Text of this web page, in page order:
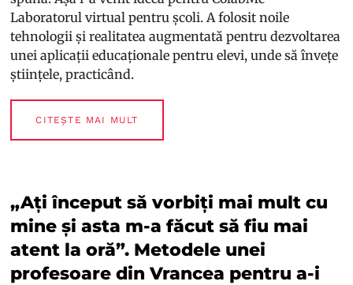
Laboratorul virtual pentru școli. A folosit noile
tehnologii și realitatea augmentată pentru dezvoltarea
unei aplicații educaționale pentru elevi, unde să învețe
științele, practicând.
CITEȘTE MAI MULT
„Ați început să vorbiți mai mult cu
mine și asta m-a făcut să fiu mai
atent la oră”. Metodele unei
profesoare din Vrancea pentru a-i